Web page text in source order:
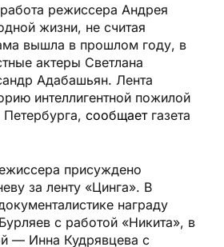
режиссера Андрея
жизни, не считая
вышла в прошлом году, в
актеры Светлана
Адабашьян. Лента
интеллигентной пожилой
сообщаетгазета
присуждено
за ленту «Цинга». В
награду
с работой «Никита», в
— Инна Кудрявцева с